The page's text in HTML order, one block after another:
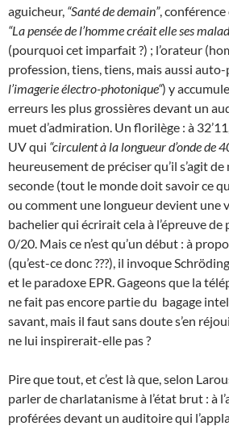
aguicheur, “Santé de demain”,
“La pensée de l’homme créait elle ses
(pourquoi cet imparfait ?) ; l’orateur
profession, tiens, tiens, mais aussi
l’imagerie électro-photonique“) y
erreurs les plus grossières devant un
muet d’admiration. Un florilège : à
UV qui “circulent à la longueur d’onde de
heureusement de préciser qu’il s’agit
seconde (tout le monde doit savoir ce
ou comment une longueur devient une
bachelier qui écrirait cela à l’épreuve
0/20. Mais ce n’est qu’un début : à
(qu’est-ce donc ???), il invoque
et le paradoxe EPR. Gageons que la
ne fait pas encore partie du bagage
savant, mais il faut sans doute s’en
ne lui inspirerait-elle pas ?
Pire que tout, et c’est là que, selon
parler de charlatanisme à l’état brut : à
proférées devant un auditoire qui